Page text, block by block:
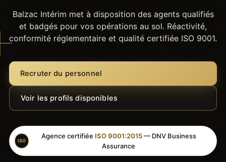
Balzac Intérim met à disposition des agents qualifiés
et badgés pour vos opérations au sol. Réactivité,
conformité réglementaire et qualité certifiée ISO 9001.
Recruter du personnel
Voir les profils disponibles
ISO
Agence certifiée ISO 9001:2015— DNV Business
Assurance